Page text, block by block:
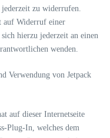
jederzeit zu widerrufen.
auf Widerruf einer
hierzu jederzeit an einen
wenden.
Verwendung von Jetpack
auf dieser Internetseite
Plug-In, welches dem